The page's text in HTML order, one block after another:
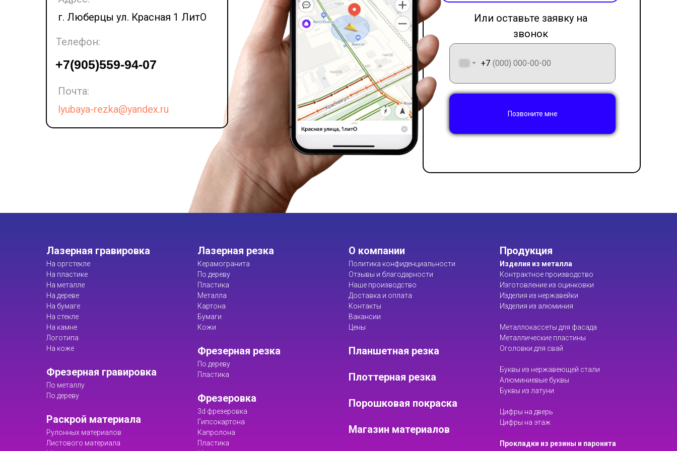
LET'S GO!
+7
Позвоните мне
Или оставьте заявку на
звонок
г. Люберцы ул. Красная 1 ЛитО
Телефон:
Почта:
lyubaya-rezka@yandex.ru
+7(905)559-94-07
Лазерная гравировка
На оргстекле
На пластике
На металле
На дереве
На бумаге
На стекле
На камне
Логотипа
На коже
Фрезерная гравировка
По металлу
По дереву
Раскрой материала
Рулонных материалов
Листового материала
Лазерная резка
Керамогранита
По дереву
Пластика
Металла
Картона
Бумаги
Кожи
Фрезерная резка
По дереву
Пластика
Фрезеровка
3d фрезеровка
Гипсокартона
Капролона
Пластика
О компании
Политика конфиденциальности
Отзывы и благодарности
Наше производство
Доставка и оплата
Контакты
Вакансии
Цены
Планшетная резка
Плоттерная резка
Порошковая покраска
Магазин материалов
Продукция
Изделия из металла
Контрактное производство
Изготовление из оцинковки
Изделия из нержавейки
Изделия из алюминия
Металлокассеты для фасада
Металлические пластины
Оголовки для свай
Буквы из нержавеющей стали
Алюминиевые буквы
Буквы из латуни
Цифры на дверь
Цифры на этаж
Прокладки из резины и паронита